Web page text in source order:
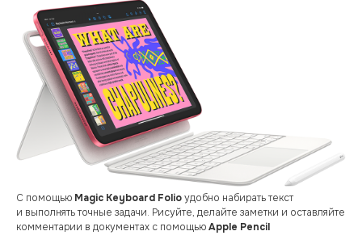
С помощью Magic Keyboard Folioудобно набирать текст
и выполнять точные задачи. Рисуйте, делайте заметки и оставляйте
комментарии в документах с помощьюApple Pencil